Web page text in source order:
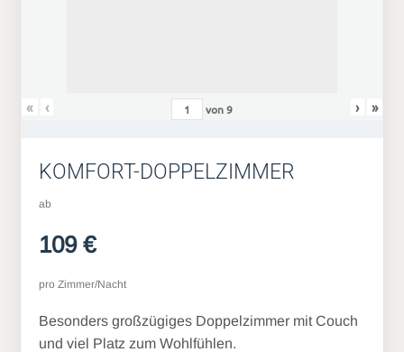
« ‹ von9 › »
KOMFORT-DOPPELZIMMER
ab
109 €
pro Zimmer/Nacht
Besonders großzügiges Doppelzimmer mit Couch
und viel Platz zum Wohlfühlen.